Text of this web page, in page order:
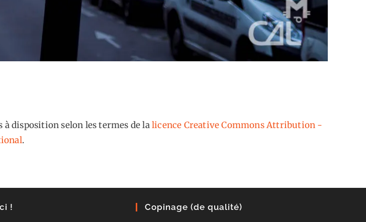
à disposition selon les termes de lalicence Creative Commons Attribution -
.
! Copinage (de qualité)